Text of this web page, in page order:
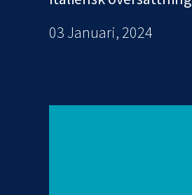
03 Januari, 2024